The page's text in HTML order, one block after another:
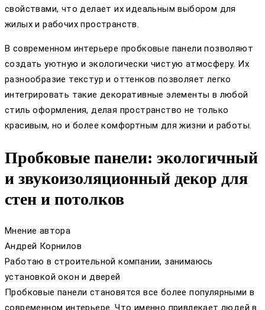
свойствами, что делает их идеальным выбором для
жилых и рабочих пространств.
В современном интерьере пробковые панели позволяют
создать уютную и экологически чистую атмосферу. Их
разнообразие текстур и оттенков позволяет легко
интегрировать такие декоративные элементы в любой
стиль оформления, делая пространство не только
красивым, но и более комфортным для жизни и работы.
Пробковые панели: экологичный
и звукоизоляционный декор для
стен и потолков
Мнение автора
Андрей Корнилов
Работаю в строительной компании, занимаюсь
установкой окон и дверей
Пробковые панели становятся все более популярными в
современном интерьере. Что именно привлекает людей в